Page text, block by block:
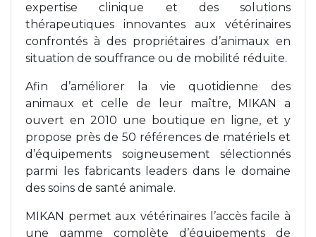
expertise clinique et des solutions
thérapeutiques innovantes aux vétérinaires
confrontés à des propriétaires d’animaux en
situation de souffrance ou de mobilité réduite.
Afin d’améliorer la vie quotidienne des
animaux et celle de leur maître, MIKAN a
ouvert en 2010 une boutique en ligne, et y
propose près de 50 références de matériels et
d’équipements soigneusement sélectionnés
parmi les fabricants leaders dans le domaine
des soins de santé animale.
MIKAN permet aux vétérinaires l’accès facile à
une gamme complète d’équipements de